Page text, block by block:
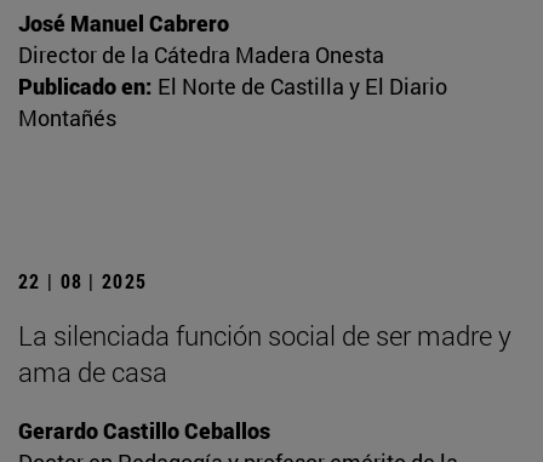
José Manuel Cabrero
Director de la Cátedra Madera Onesta
Publicado en: El Norte de Castilla y El Diario
Montañés
22 | 08 | 2025
La silenciada función social de ser madre y
ama de casa
Gerardo Castillo Ceballos